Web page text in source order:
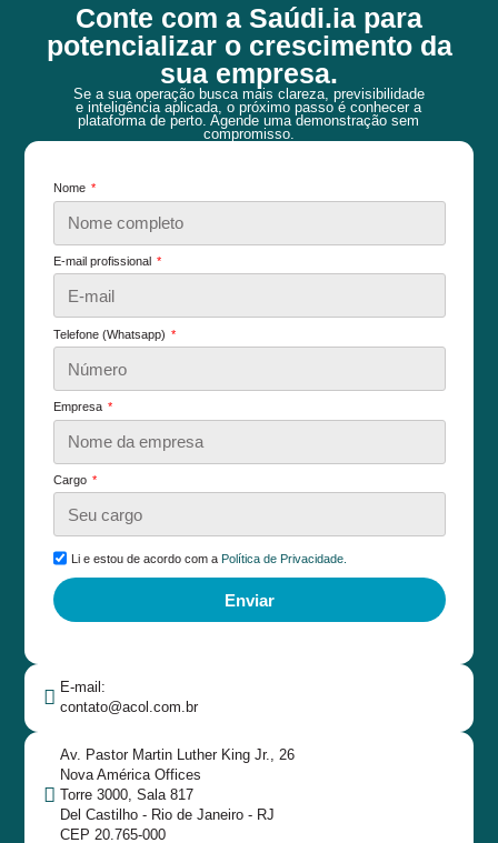
Conte com a Saúdi.ia para
potencializar o crescimento da
sua empresa.
Se a sua operação busca mais clareza, previsibilidade
e inteligência aplicada, o próximo passo é conhecer a
plataforma de perto. Agende uma demonstração sem
compromisso.
Nome
E-mail profissional
Telefone (Whatsapp)
Empresa
Cargo
Li e estou de acordo com aPolítica de Privacidade.
Enviar
E-mail:
contato@acol.com.br
Av. Pastor Martin Luther King Jr., 26
Nova América Offices
Torre 3000, Sala 817
Del Castilho - Rio de Janeiro - RJ
CEP 20.765-000